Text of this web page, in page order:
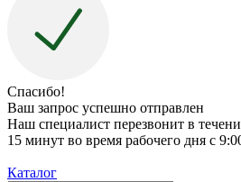
Спасибо!
Ваш запрос успешно отправлен
Наш специалист перезвонит в
15 минут во время рабочего дня с
Каталог